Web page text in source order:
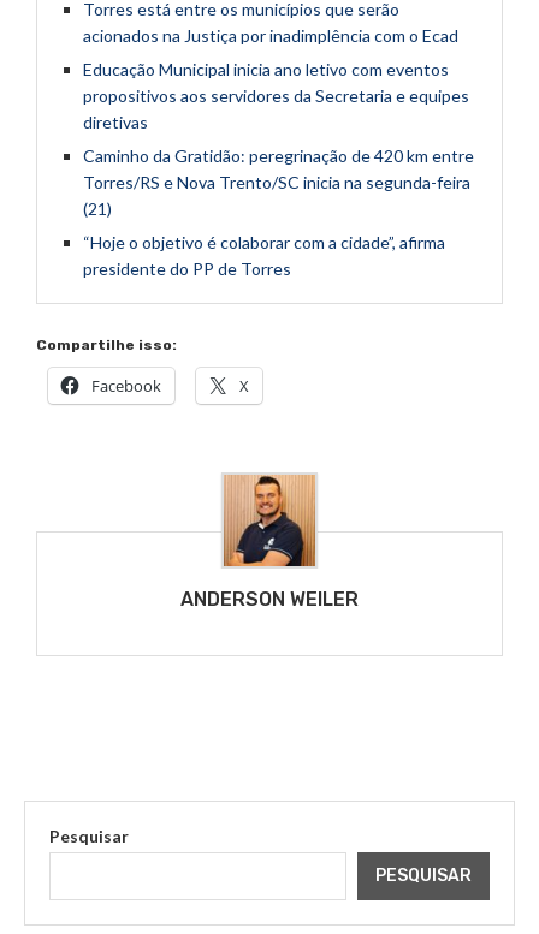
Torres está entre os municípios que serão
acionados na Justiça por inadimplência com o Ecad
Educação Municipal inicia ano letivo com eventos
propositivos aos servidores da Secretaria e equipes
diretivas
Caminho da Gratidão: peregrinação de 420 km entre
Torres/RS e Nova Trento/SC inicia na segunda-feira
(21)
“Hoje o objetivo é colaborar com a cidade”, afirma
presidente do PP de Torres
Compartilhe isso:
Facebook X
ANDERSON WEILER
Pesquisar
PESQUISAR